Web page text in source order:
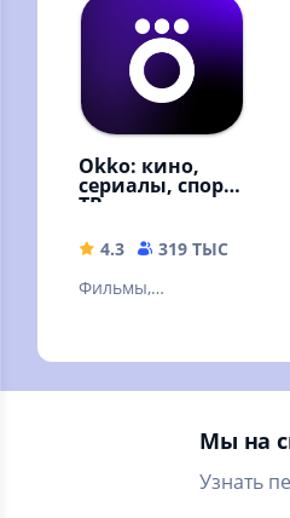
сериалы и шоу
Okko: кино,
сериалы, спорт,
ТВ
4.3 319 ТЫС
Фильмы,
мультфильмы и ТВ-
каналы онлайн в
Мы на
Узнать